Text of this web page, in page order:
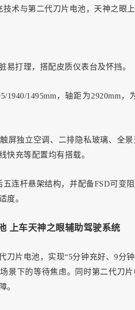
易打理，搭配皮质仪表台及怀挡。
1940/1495mm，轴距为2920mm
屏独立空调、二排隐私玻璃、全
快充等配置均有搭载。
连杆悬架结构，并配备FSD可变
度。
上车天神之眼辅助驾驶系统
刀片电池，实现“5分钟充好、9分
景下的等待焦虑。同时第二代刀
。